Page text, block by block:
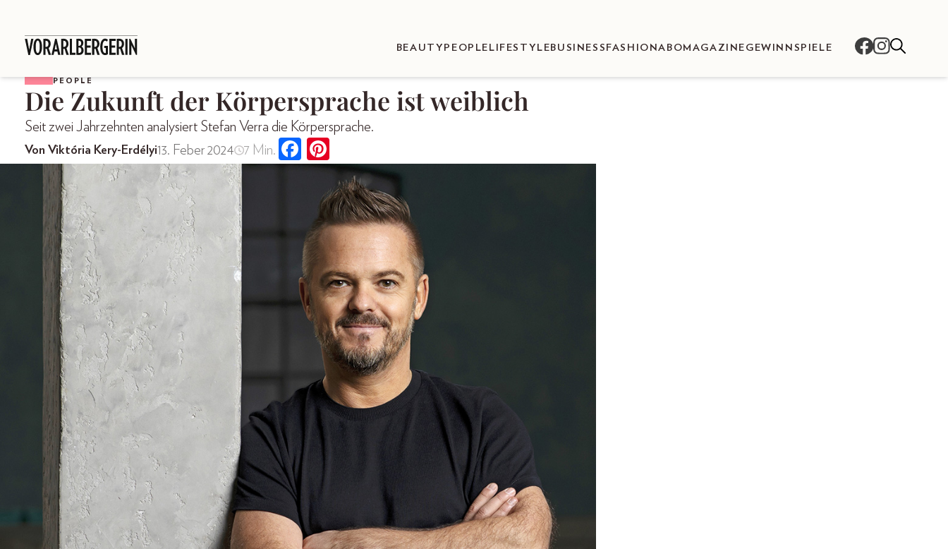
BEAUTY PEOPLE LIFESTYLEBUSINESS FASHIONABOMAGAZINE GEWINNSPIELE
PEOPLE
Die Zukunft der Körpersprache ist weiblich
Seit zwei Jahrzehnten analysiert Stefan Verra die Körpersprache.
Von Viktória Kery-Erdélyi13. Feber 2024 7 Min.